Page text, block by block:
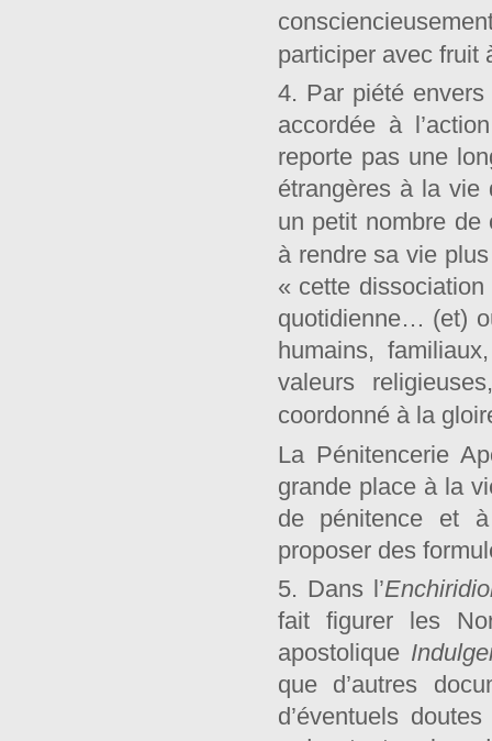
participer avec fruit
4. Par piété
accordée à
reporte pas une
étrangères à la vie
un petit nombre de
à rendre sa vie
« cette
quotidienne… (et)
humains,
valeurs
coordonné à la
La Pénitencerie
grande place à la
de pénitence et
proposer des
5. Dans l’
fait figurer les
apostolique
que d’autres
d’éventuels